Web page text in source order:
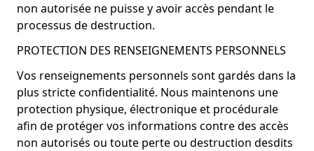
non autorisée ne puisse y avoir accès pendant le
processus de destruction.
PROTECTION DES RENSEIGNEMENTS PERSONNELS
Vos renseignements personnels sont gardés dans la
plus stricte confidentialité. Nous maintenons une
protection physique, électronique et procédurale
afin de protéger vos informations contre des accès
non autorisés ou toute perte ou destruction desdits